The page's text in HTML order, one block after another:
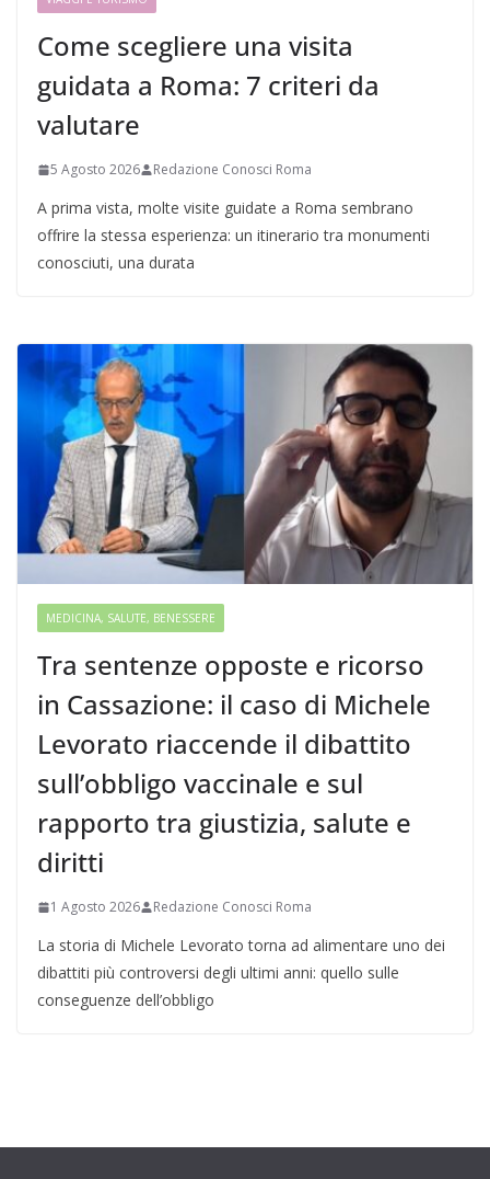
Come scegliere una visita
guidata a Roma: 7 criteri da
valutare
5 Agosto 2026 Redazione Conosci Roma
A prima vista, molte visite guidate a Roma sembrano
offrire la stessa esperienza: un itinerario tra monumenti
conosciuti, una durata
MEDICINA, SALUTE, BENESSERE
Tra sentenze opposte e ricorso
in Cassazione: il caso di Michele
Levorato riaccende il dibattito
sull’obbligo vaccinale e sul
rapporto tra giustizia, salute e
diritti
1 Agosto 2026 Redazione Conosci Roma
La storia di Michele Levorato torna ad alimentare uno dei
dibattiti più controversi degli ultimi anni: quello sulle
conseguenze dell’obbligo